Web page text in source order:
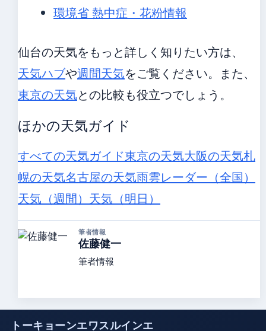
環境省 熱中症・花粉情報
仙台の天気をもっと詳しく知りたい方は、
天気ハブや週間天気をご覧ください。また、
東京の天気との比較も役立つでしょう。
ほかの天気ガイド
すべての天気ガイド東京の天気大阪の天気札
幌の天気名古屋の天気雨雲レーダー（全国）
天気（週間） 天気（明日）
筆者情報
佐藤健一
筆者情報
トーキョーンエワスルインエ